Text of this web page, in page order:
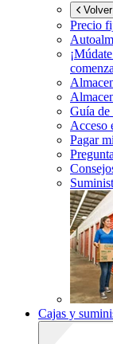
Precio
Guía de
Acceso
Pagar
Cajas y